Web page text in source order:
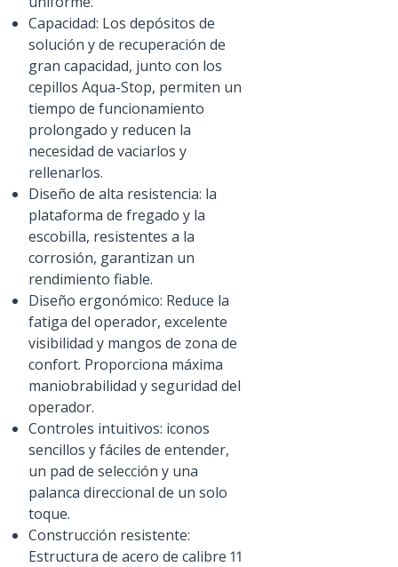
Capacidad: Los depósitos de
solución y de recuperación de
gran capacidad, junto con los
cepillos Aqua-Stop, permiten un
tiempo de funcionamiento
prolongado y reducen la
necesidad de vaciarlos y
rellenarlos.
Diseño de alta resistencia: la
plataforma de fregado y la
escobilla, resistentes a la
corrosión, garantizan un
rendimiento fiable.
Diseño ergonómico: Reduce la
fatiga del operador, excelente
visibilidad y mangos de zona de
confort. Proporciona máxima
maniobrabilidad y seguridad del
operador.
Controles intuitivos: iconos
sencillos y fáciles de entender,
un pad de selección y una
palanca direccional de un solo
toque.
Construcción resistente:
Estructura de acero de calibre 11